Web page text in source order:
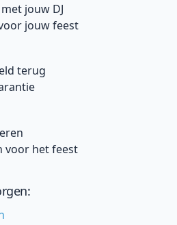
jouw DJ
jouw feest
terug
voor het feest